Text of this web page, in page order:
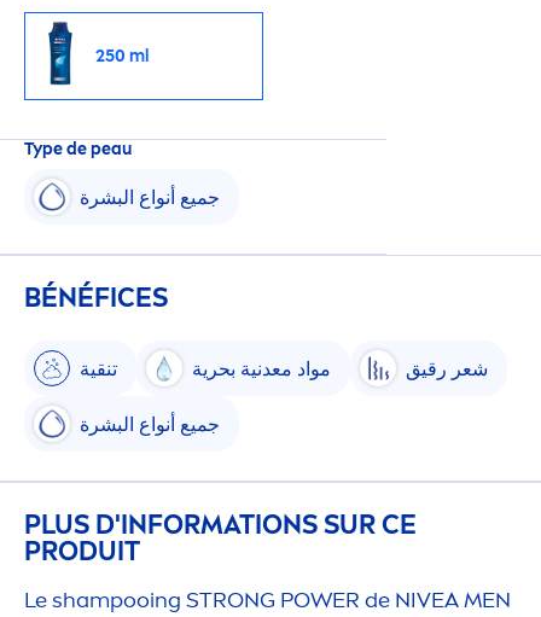
250 ml
Type de peau
جميع أنواع البشرة
BÉNÉFICES
تنقية مواد معدنية بحرية شعر رقيق
جميع أنواع البشرة
PLUS D'INFORMATIONS SUR CE
PRODUIT
Le shampooing STRONG POWER de NIVEAMEN